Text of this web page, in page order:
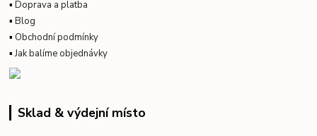
▪Doprava a platba
▪Blog
▪ Obchodní podmínky
▪Jak balíme objednávky
Sklad & výdejní místo